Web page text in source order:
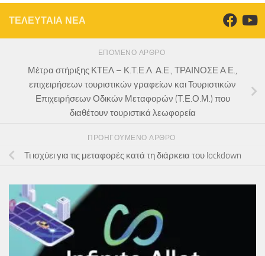
ΤΕΛΕΥΤΑΙΑ ΝΕΑ
ΕΠΌΜΕΝΟ ΆΡΘΡΟ
Μέτρα στήριξης ΚΤΕΛ – Κ.Τ.Ε.Λ. Α.Ε., ΤΡΑΙΝΟΣΕ Α.Ε.,
επιχειρήσεων τουριστικών γραφείων και Τουριστικών
Επιχειρήσεων Οδικών Μεταφορών (Τ.Ε.Ο.Μ.) που
διαθέτουν τουριστικά λεωφορεία
ΠΡΟΗΓΟΎΜΕΝΟ ΆΡΘΡΟ
Τι ισχύει για τις μεταφορές κατά τη διάρκεια του lockdown